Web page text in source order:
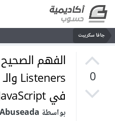
جافا سكريبت
0
في JavaScript
بواسطة Bandar Abuseada